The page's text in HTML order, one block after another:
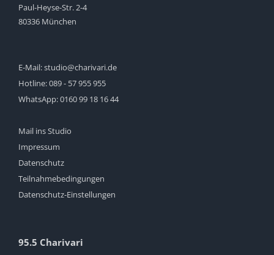
Paul-Heyse-Str. 2-4
80336 München
E-Mail:studio@charivari.de
Hotline:089 - 57 955 955
WhatsApp:0160 99 18 16 44
Mail ins Studio
Impressum
Datenschutz
Teilnahmebedingungen
Datenschutz-Einstellungen
95.5 Charivari